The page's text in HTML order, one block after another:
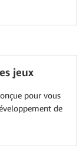
jeux
pour vous
de